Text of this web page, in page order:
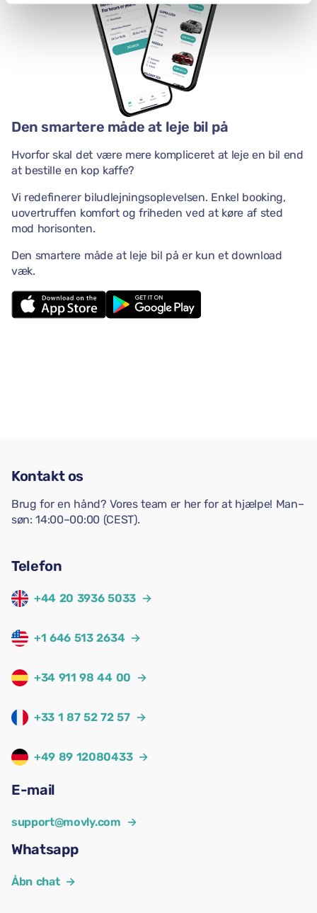
Den smartere måde at leje bil på
Hvorfor skal det være mere kompliceret at leje en bil end
at bestille en kop kaffe?
Vi redefinerer biludlejningsoplevelsen. Enkel booking,
uovertruffen komfort og friheden ved at køre af sted
mod horisonten.
Den smartere måde at leje bil på er kun et download
væk.
Kontakt os
Brug for en hånd? Vores team er her for at hjælpe! Man–
søn: 14:00–00:00 (CEST).
Telefon
+44 20 3936 5033 →
+1 646 513 2634 →
+34 911 98 44 00 →
+33 1 87 52 72 57 →
+49 89 12080433 →
E-mail
support@movly.com →
Whatsapp
Åbn chat →